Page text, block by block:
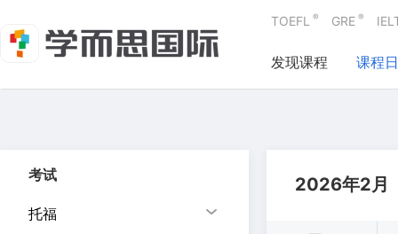
TOEFL ® GRE ®
发现课程 课程
考试
托福
2026年2月